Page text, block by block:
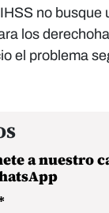
no busque
los
el problema
a nuestro